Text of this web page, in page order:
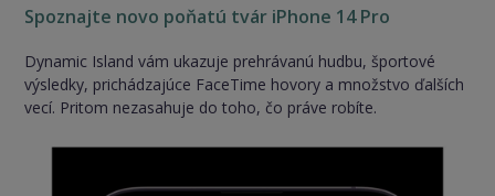
Spoznajte novo poňatú tvár iPhone 14 Pro
Dynamic Island vám ukazuje prehrávanú hudbu, športové
výsledky, prichádzajúce FaceTime hovory a množstvo ďalších
vecí. Pritom nezasahuje do toho, čo práve robíte.